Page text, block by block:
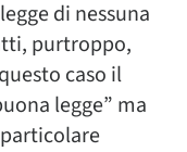
di nessuna
purtroppo,
caso il
legge” ma